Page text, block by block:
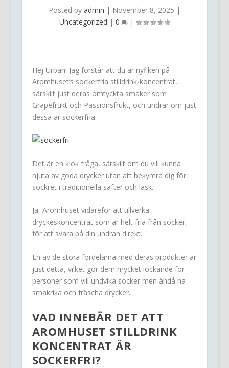
Posted by admin | November 8, 2025 |
Uncategorized | 0 |
Hej Urban! Jag förstår att du är nyfiken på
Aromhuset’s sockerfria stilldrink-koncentrat,
särskilt just deras omtyckta smaker som
Grapefrukt och Passionsfrukt, och undrar om just
dessa är sockerfria.
Det är en klok fråga, särskilt om du vill kunna
njuta av goda drycker utan att bekymra dig för
sockret i traditionella safter och läsk.
Ja, Aromhuset vidareför att tillverka
dryckeskoncentrat som är helt fria från socker,
för att svara på din undran direkt.
En av de stora fördelarna med deras produkter är
just detta, vilket gör dem mycket lockande för
personer som vill undvika socker men ändå ha
smakrika och fräscha drycker.
VAD INNEBÄR DET ATT
AROMHUSET STILLDRINK
KONCENTRAT ÄR
SOCKERFRI?